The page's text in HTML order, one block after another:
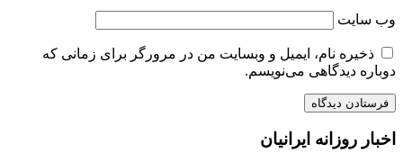
وب‌ سایت
ذخیره نام، ایمیل و وبسایت من در مرورگر برای زمانی که
دوباره دیدگاهی می‌نویسم.
اخبار روزانه ایرانیان